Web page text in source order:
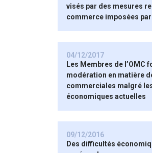
visés par des mesures
commerce imposées par
04/12/2017
Les Membres de l’OMC
modération en matière
commerciales malgré
économiques actuelles
09/12/2016
Des difficultés